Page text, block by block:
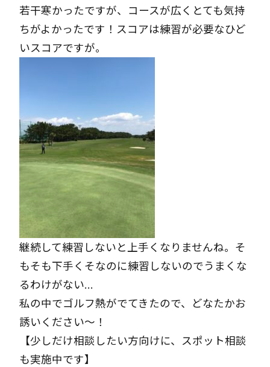
若干寒かったですが、コースが広くとても気持
ちがよかったです！スコアは練習が必要なひど
いスコアですが。
継続して練習しないと上手くなりませんね。そ
もそも下手くそなのに練習しないのでうまくな
るわけがない…
私の中でゴルフ熱がでてきたので、どなたかお
誘いください～！
【少しだけ相談したい方向けに、スポット相談
も実施中です】